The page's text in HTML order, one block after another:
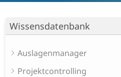
Wissensdatenbank
Auslagenmanager
Projektcontrolling